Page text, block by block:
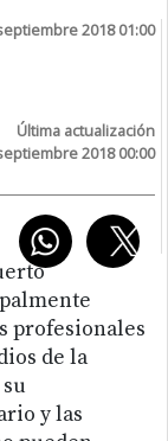
2018 01:00
Última actualización
2018 00:00
profesionales
de la
y las